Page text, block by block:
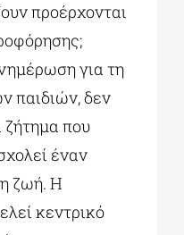
προέρχονται
για τη
παιδιών, δεν
που
έναν
ζωή. Η
κεντρικό